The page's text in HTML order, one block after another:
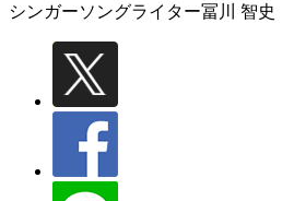
シンガーソングライター冨川 智史